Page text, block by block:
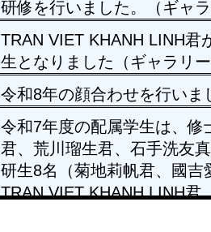
研修を行いました。（ギャ
TRAN VIET KHANH LINH君
生となりました（ギャラリ
令和8年の顔合わせを行いま
令和7年度の配属学生は、
君、荒川瑠生君、石手洗友
研生8名（菊地莉帆君、國
TRAN VIET KHANH LINH君